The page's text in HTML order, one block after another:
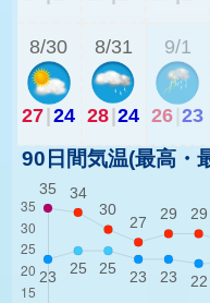
8/30
27 24
8/31
28 24
9/1
26 23
90日間気温(最高・